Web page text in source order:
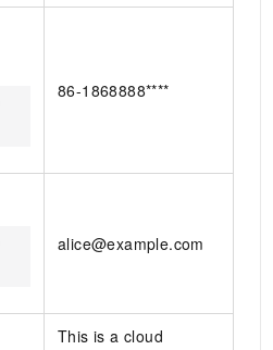
86-1868888****
alice@example.com
This is a cloud